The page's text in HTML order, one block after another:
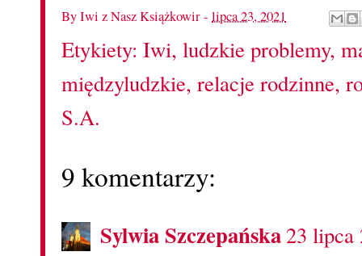
ByIwi z Nasz Książkowir- lipca 23, 2021
Etykiety: Iwi, ludzkie problemy,
międzyludzkie, relacje rodzinne,
S.A.
9 komentarzy:
Sylwia Szczepańska23 lipca